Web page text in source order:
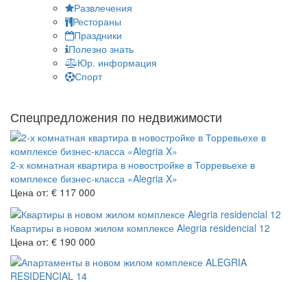
Развлечения
Рестораны
Праздники
Полезно знать
Юр. информация
Спорт
Спецпредложения по недвижимости
2-х комнатная квартира в новостройке в Торревьехе в
комплексе бизнес-класса «Alegria X»
Цена от: € 117 000
Квартиры в новом жилом комплексе Alegria residencial 12
Цена от: € 190 000